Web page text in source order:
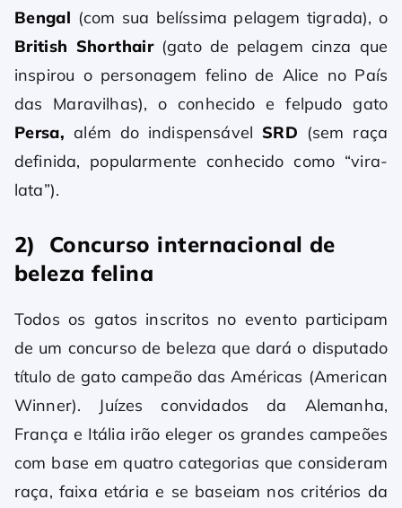
Bengal (com sua belíssima pelagem tigrada), o
British Shorthair(gato de pelagem cinza que
inspirou o personagem felino de Alice no País
das Maravilhas), o conhecido e felpudo gato
Persa,além do indispensável SRD (sem raça
definida, popularmente conhecido como “vira-
lata”).
2) Concurso internacional de
beleza felina
Todos os gatos inscritos no evento participam
de um concurso de beleza que dará o disputado
título de gato campeão das Américas (American
Winner). Juízes convidados da Alemanha,
França e Itália irão eleger os grandes campeões
com base em quatro categorias que consideram
raça, faixa etária e se baseiam nos critérios da